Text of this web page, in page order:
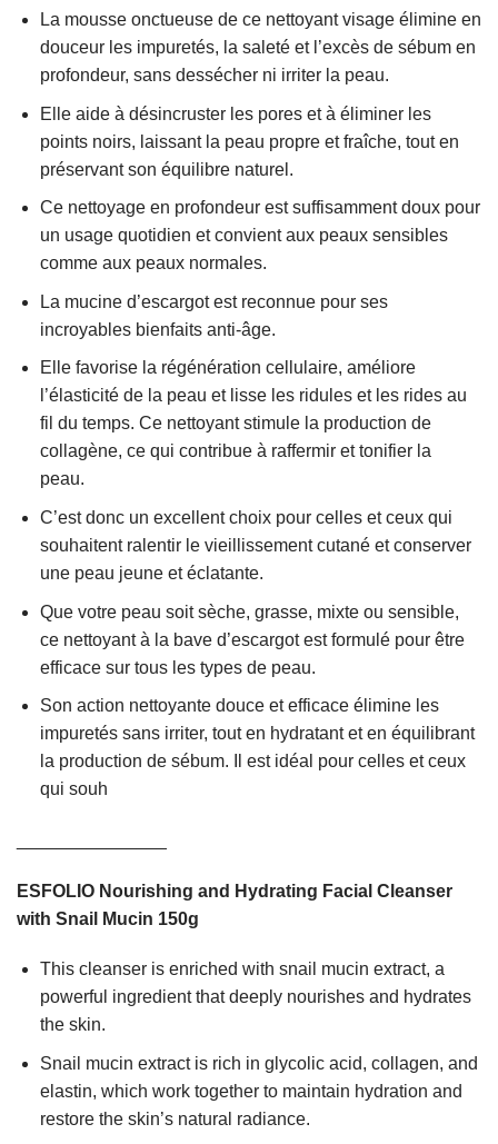
La mousse onctueuse de ce nettoyant visage élimine en
douceur les impuretés, la saleté et l’excès de sébum en
profondeur, sans dessécher ni irriter la peau.
Elle aide à désincruster les pores et à éliminer les
points noirs, laissant la peau propre et fraîche, tout en
préservant son équilibre naturel.
Ce nettoyage en profondeur est suffisamment doux pour
un usage quotidien et convient aux peaux sensibles
comme aux peaux normales.
La mucine d’escargot est reconnue pour ses
incroyables bienfaits anti-âge.
Elle favorise la régénération cellulaire, améliore
l’élasticité de la peau et lisse les ridules et les rides au
fil du temps. Ce nettoyant stimule la production de
collagène, ce qui contribue à raffermir et tonifier la
peau.
C’est donc un excellent choix pour celles et ceux qui
souhaitent ralentir le vieillissement cutané et conserver
une peau jeune et éclatante.
Que votre peau soit sèche, grasse, mixte ou sensible,
ce nettoyant à la bave d’escargot est formulé pour être
efficace sur tous les types de peau.
Son action nettoyante douce et efficace élimine les
impuretés sans irriter, tout en hydratant et en équilibrant
la production de sébum. Il est idéal pour celles et ceux
qui souh
ESFOLIO Nourishing and Hydrating Facial Cleanser
with Snail Mucin 150g
This cleanser is enriched with snail mucin extract, a
powerful ingredient that deeply nourishes and hydrates
the skin.
Snail mucin extract is rich in glycolic acid, collagen, and
elastin, which work together to maintain hydration and
restore the skin’s natural radiance.